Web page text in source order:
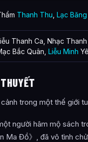
Thanh Thu Lạc Băng
Thanh Ca, Nhạc
Bắc Quân, Liễu Minh
trong một thế giới
người hâm mộ sách
Ma Đồ》, đã vô tình